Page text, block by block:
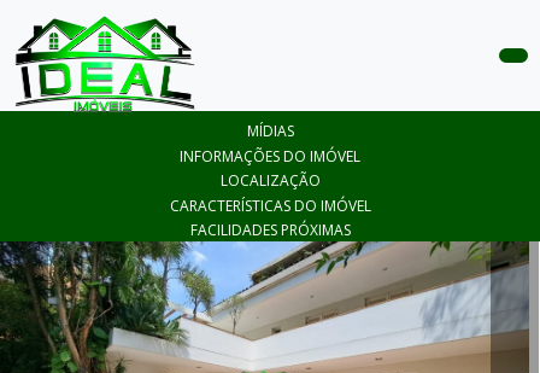
COMPRAR
LANÇAMENTOS
ANUNCIE
SEU
IMÓVEL
MÍDIAS
INFORMAÇÕES DO IMÓVEL
LOCALIZAÇÃO
CARACTERÍSTICAS DO IMÓVEL
FACILIDADES PRÓXIMAS